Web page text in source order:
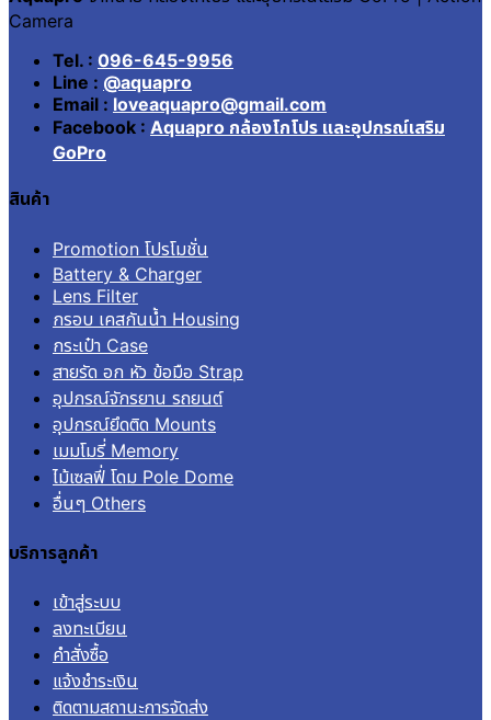
Camera
Tel. : 096-645-9956
Line : @aquapro
Email : loveaquapro@gmail.com
Facebook : Aquapro กล้องโกโปร และอุปกรณ์เสริม
GoPro
สินค้า
Promotion โปรโมชั่น
Battery & Charger
Lens Filter
กรอบ เคสกันน้ำ Housing
กระเป๋า Case
สายรัด อก หัว ข้อมือ Strap
อุปกรณ์จักรยาน รถยนต์
อุปกรณ์ยึดติด Mounts
เมมโมรี่ Memory
ไม้เซลฟี่ โดม Pole Dome
อื่นๆ Others
บริการลูกค้า
เข้าสู่ระบบ
ลงทะเบียน
คำสั่งซื้อ
แจ้งชำระเงิน
ติดตามสถานะการจัดส่ง